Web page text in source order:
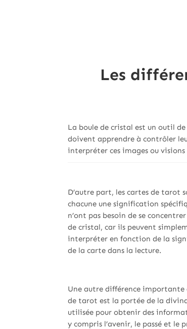
Les
La boule de cristal est un outil
doivent apprendre à contrôler
interpréter ces images ou
D’autre part, les cartes de tarot
chacune une signification
n’ont pas besoin de se
de cristal, car ils peuvent
interpréter en fonction de la
de la carte dans la lecture.
Une autre différence importante
de tarot est la portée de la
utilisée pour obtenir des
y compris l’avenir, le passé et le